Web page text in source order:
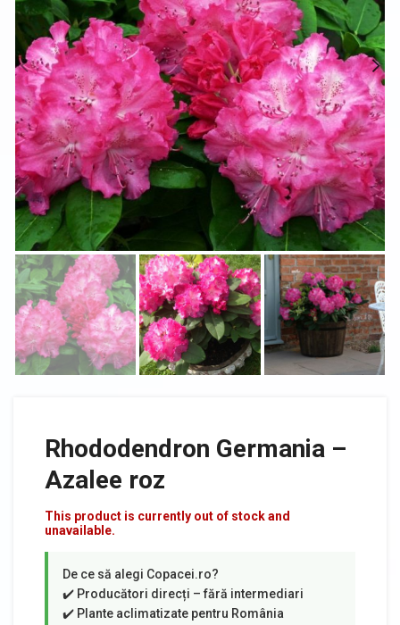
Rhododendron Germania –
Azalee roz
This product is currently out of stock and
unavailable.